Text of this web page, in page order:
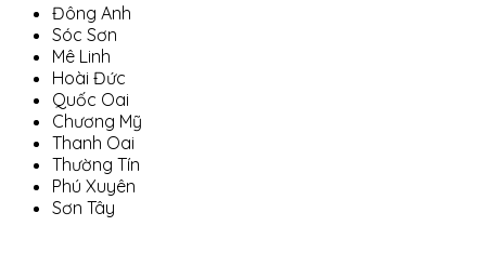
Đông Anh
Sóc Sơn
Mê Linh
Hoài Đức
Quốc Oai
Chương Mỹ
Thanh Oai
Thường Tín
Phú Xuyên
Sơn Tây